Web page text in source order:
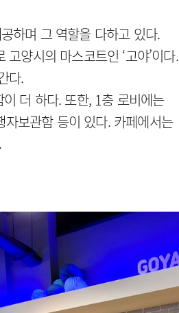
하며 그 역할을 다하고 있다.
양시의 마스코트인 ‘고야’이다.
다.
더 하다. 또한, 1층 로비에는
보관함 등이 있다. 카페에서는